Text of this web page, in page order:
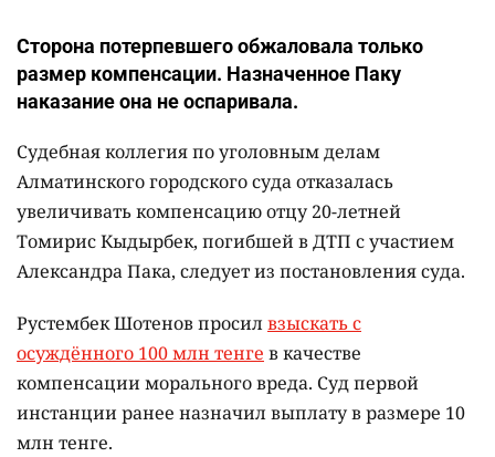
Сторона потерпевшего обжаловала только
размер компенсации. Назначенное Паку
наказание она не оспаривала.
Судебная коллегия по уголовным делам
Алматинского городского суда отказалась
увеличивать компенсацию отцу 20-летней
Томирис Кыдырбек, погибшей в ДТП с участием
Александра Пака, следует из постановления суда.
Рустембек Шотенов просилвзыскать с
осуждённого 100 млн тенге в качестве
компенсации морального вреда. Суд первой
инстанции ранее назначил выплату в размере 10
млн тенге.